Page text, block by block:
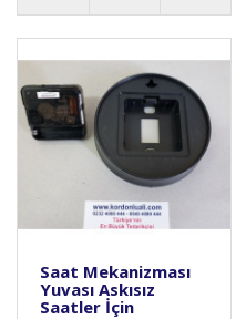
Saat Mekanizması
Yuvası Askısız
Saatler İçin